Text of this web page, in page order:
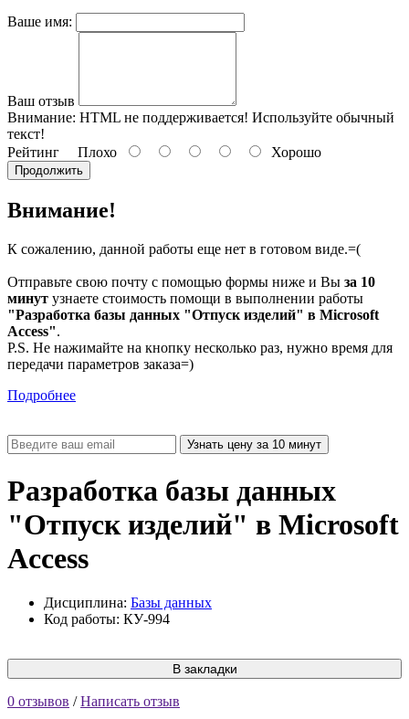
Ваше имя:
Ваш отзыв
Внимание: HTML не поддерживается! Используйте обычный
текст!
Рейтинг Плохо Хорошо
Продолжить
Внимание!
К сожалению, данной работы еще нет в готовом виде.=(
Отправьте свою почту с помощью формы ниже и Вы за 10
минут узнаете стоимость помощи в выполнении работы
"Разработка базы данных "Отпуск изделий" в Microsoft
Access".
P.S. Не нажимайте на кнопку несколько раз, нужно время для
передачи параметров заказа=)
Подробнее
Разработка базы данных
"Отпуск изделий" в Microsoft
Access
Дисциплина: Базы данных
Код работы: КУ-994
В закладки
0 отзывов /Написать отзыв